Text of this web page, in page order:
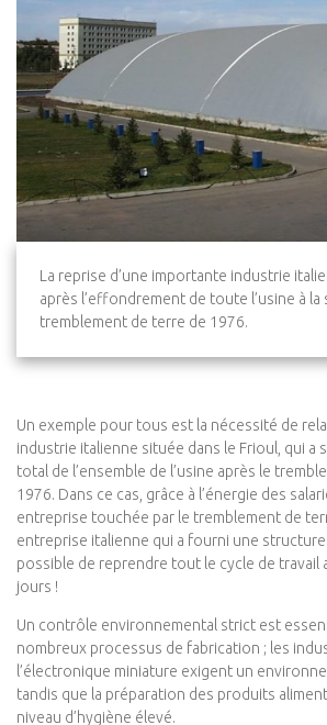
La reprise d’une importante industrie
après l’effondrement de toute l’usine à la
tremblement de terre de 1976.
Un exemple pour tous est la nécessité de
industrie italienne située dans le Frioul, qui a
total de l’ensemble de l’usine après le
1976. Dans ce cas, grâce à l’énergie des
entreprise touchée par le tremblement de
entreprise italienne qui a fourni une
possible de reprendre tout le cycle de travail
jours !
Un contrôle environnemental strict est
nombreux processus de fabrication ; les
l’électronique miniature exigent un
tandis que la préparation des produits
niveau d’hygiène élevé.